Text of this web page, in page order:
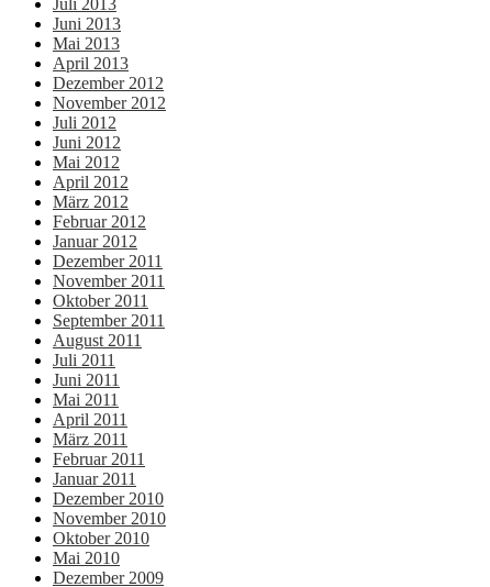
Juni 2013
Mai 2013
April 2013
Dezember 2012
November 2012
Juli 2012
Juni 2012
Mai 2012
April 2012
März 2012
Februar 2012
Januar 2012
Dezember 2011
November 2011
Oktober 2011
September 2011
August 2011
Juli 2011
Juni 2011
Mai 2011
April 2011
März 2011
Februar 2011
Januar 2011
Dezember 2010
November 2010
Oktober 2010
Mai 2010
Dezember 2009